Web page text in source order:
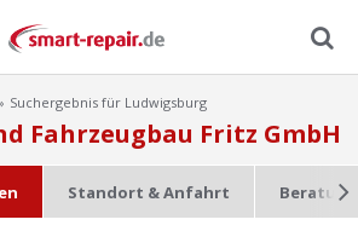
Menu
Suchergebnis für Ludwigsburg
Fahrzeugbau Fritz GmbH
Standort & Anfahrt